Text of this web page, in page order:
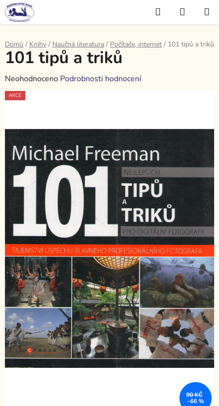
Přejít
na
obsah
Hledat
KOŠÍK
Domů / Knihy / Naučná literatura / Počítače, internet / 101 tipů a triků
101 tipů a triků
Průměrné
hodnocení
0,0
hvězdiček.
Neohodnoceno Podrobnosti hodnocení
AKCE
90 KČ
–66 %